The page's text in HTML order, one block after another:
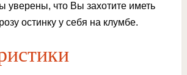
уверены, что Вы захотите иметь
остинку у себя на клумбе.